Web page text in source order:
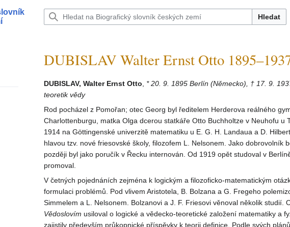
Hledat
DUBISLAV Walter Ernst Otto
DUBISLAV, Walter Ernst Otto
* 20. 9. 1895 Berlín (Německo), † 17. 9.
teoretik vědy
Rod pocházel z Pomořan; otec Georg byl ředitelem Herderova reálného
Charlottenburgu, matka Olga dcerou statkáře Otto Buchholtze v Neuhofu u
1914 na Göttingenské univerzitě matematiku u E. G. H. Landaua a D.
hlavou tzv. nové friesovské školy, filozofem L. Nelsonem. Jako dobrovolník
později byl jako poručík v Řecku internován. Od 1919 opět studoval v
promoval.
V četných pojednáních zejména k logickým a filozoficko-matematickým
formulaci problémů. Pod vlivem Aristotela, B. Bolzana a G. Fregeho
Simmelem a L. Nelsonem. Bolzanovi a J. F. Friesovi věnoval několik studií.
Vědoslovím usiloval o logické a vědecko-teoretické založení matematiky a
zajistily především průkopnické příspěvky k teorii definice. Podle svých